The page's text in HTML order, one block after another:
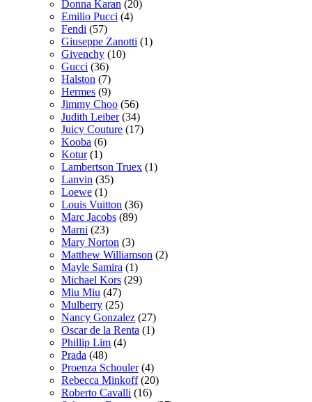
Donna Karan (20)
Emilio Pucci (4)
Fendi (57)
Giuseppe Zanotti (1)
Givenchy (10)
Gucci (36)
Halston (7)
Hermes (9)
Jimmy Choo (56)
Judith Leiber(34)
Juicy Couture (17)
Kooba (6)
Kotur(1)
Lambertson Truex (1)
Lanvin (35)
Loewe (1)
Louis Vuitton (36)
Marc Jacobs (89)
Marni (23)
Mary Norton (3)
Matthew Williamson (2)
Mayle Samira (1)
Michael Kors (29)
Miu Miu (47)
Mulberry (25)
Nancy Gonzalez (27)
Oscar de la Renta (1)
Phillip Lim (4)
Prada (48)
Proenza Schouler(4)
Rebecca Minkoff(20)
Roberto Cavalli (16)